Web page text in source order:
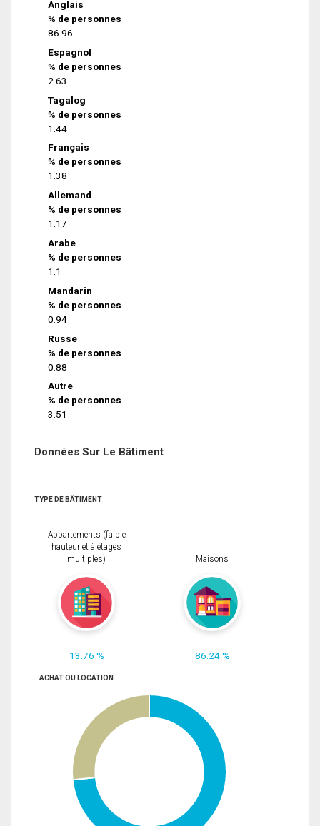
Anglais
% de personnes
86.96
Espagnol
% de personnes
2.63
Tagalog
% de personnes
1.44
Français
% de personnes
1.38
Allemand
% de personnes
1.17
Arabe
% de personnes
1.1
Mandarin
% de personnes
0.94
Russe
% de personnes
0.88
Autre
% de personnes
3.51
Données Sur Le Bâtiment
TYPE DE BÂTIMENT
Appartements (faible
hauteur et à étages
multiples)
13.76 %
Maisons
86.24 %
ACHAT OU LOCATION